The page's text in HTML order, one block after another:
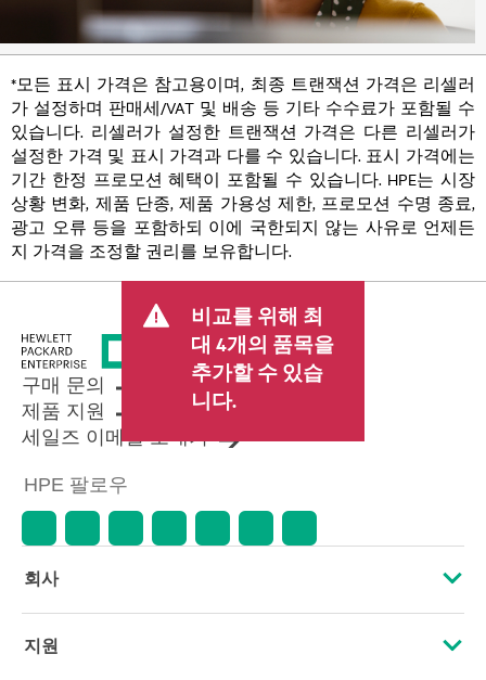
*모든 표시 가격은 참고용이며, 최종 트랜잭션 가격은 리셀러
가 설정하며 판매세/VAT 및 배송 등 기타 수수료가 포함될 수
있습니다. 리셀러가 설정한 트랜잭션 가격은 다른 리셀러가
설정한 가격 및 표시 가격과 다를 수 있습니다. 표시 가격에는
기간 한정 프로모션 혜택이 포함될 수 있습니다. HPE는 시장
상황 변화, 제품 단종, 제품 가용성 제한, 프로모션 수명 종료,
광고 오류 등을 포함하되 이에 국한되지 않는 사유로 언제든
지 가격을 조정할 권리를 보유합니다.
비교를 위해 최
대 4개의 품목을
추가할 수 있습
니다.
구매 문의
제품 지원
세일즈 이메일 보내기
HPE 팔로우
회사
HPE 소개
지원